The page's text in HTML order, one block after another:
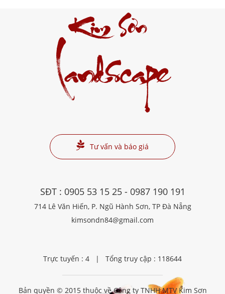
Kim Sơn
Landscape
Tư vấn và báo giá
SĐT : 0905 53 15 25- 0987 190 191
714 Lê Văn Hiến, P. Ngũ Hành Sơn, TP Đà Nẵng
kimsondn84@gmail.com
Trực tuyến : 4 | Tổng truy cập : 118644
Bản quyền © 2015 thuộc vềCông ty TNHH MTV Kim Sơn